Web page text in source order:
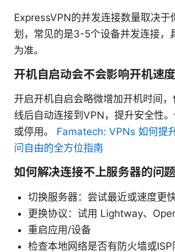
ExpressVPN的并发连接数量取决于
划，常见的是3-5个设备并发连接，
为准。
开机自启动会不会影响开机速度
开启开机自启会略微增加开机时间
线后自动连接到VPN，提升安全性
或停用。 Famatech: VPNs 如何提
问自由的全方位指南
如何解决连接不上服务器的问题
切换服务器：尝试最近或速度更
更换协议：试用 Lightway、
重启应用/设备
检查本地网络是否有防火墙或ISP